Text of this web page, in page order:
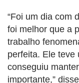
“Foi um dia com
foi melhor que a
trabalho
perfeita. Ele teve
conseguiu
importante,”